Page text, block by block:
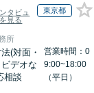
タビュ
見る
東京都
所
(対面・
デオな
相談
営業時間：0
9:00~18:00
（平日）